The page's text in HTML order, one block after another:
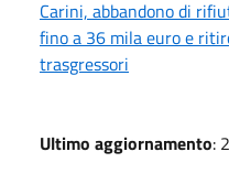
Carini, abbandono di
fino a 36 mila euro e
trasgressori
Ultimo aggiornamento: